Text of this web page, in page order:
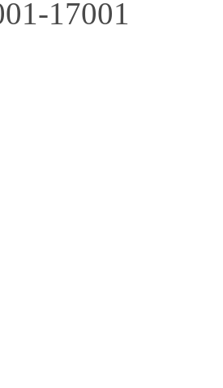
17001